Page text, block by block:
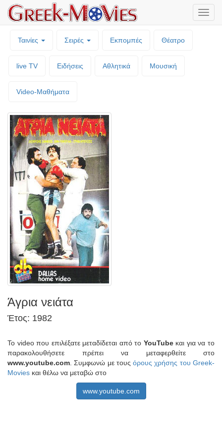
Ταινίες Σειρές Εκπομπές Θέατρο
live TV Ειδήσεις Αθλητικά Μουσική
Video-Mαθήματα
Άγρια νειάτα
Έτος: 1982
Το video που επιλέξατε μεταδίδεται από το YouTubeκαι για να το
παρακολουθήσετε πρέπει να μεταφερθείτε στο
www.youtube.com . Συμφωνώ με τουςόρους χρήσης του Greek-
Movies και θέλω να μεταβώ στο
www.youtube.com